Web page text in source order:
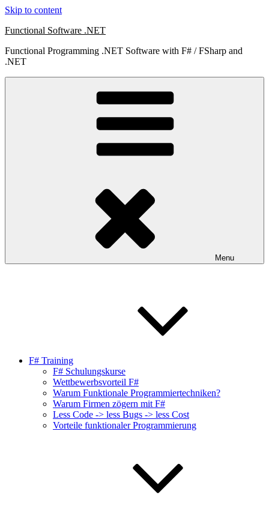
Skip to content
Functional Software .NET
Functional Programming .NET Software with F# / FSharp and
.NET
Menu
F# Training
F# Schulungskurse
Wettbewerbsvorteil F#
Warum Funktionale Programmiertechniken?
Warum Firmen zögern mit F#
Less Code -> less Bugs -> less Cost
Vorteile funktionaler Programmierung